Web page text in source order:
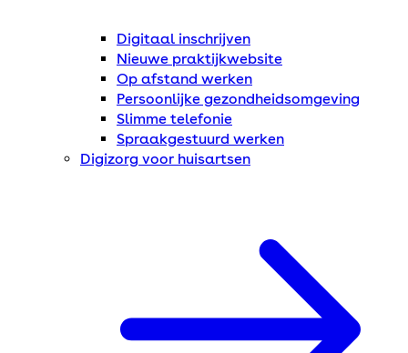
Digitaal inschrijven
Nieuwe praktijkwebsite
Op afstand werken
Persoonlijke gezondheidsomgeving
Slimme telefonie
Spraakgestuurd werken
Digizorg voor huisartsen